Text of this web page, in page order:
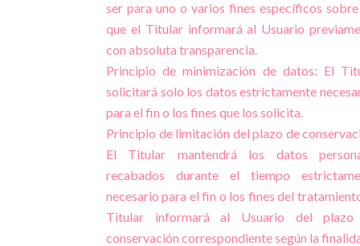
ser para uno o varios fines específicos
que el Titular informará al Usuario
con absoluta transparencia.
Principio de minimización de datos: El
solicitará solo los datos estrictamente
para el fin o los fines que los solicita.
Principio de limitación del plazo de
El Titular mantendrá los datos
recabados durante el tiempo
necesario para el fin o los fines del
Titular informará al Usuario del plazo
conservación correspondiente según la